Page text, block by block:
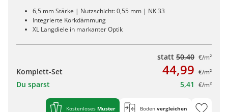
6,5 mm Stärke | Nutzschicht: 0,55 mm | NK 33
Integrierte Korkdämmung
XL Langdiele in markanter Optik
statt 50,40 €/m²
Komplett-Set 44,99 €/m²
Du sparst 5,41 €/m²
Kostenloses Muster Boden vergleichen